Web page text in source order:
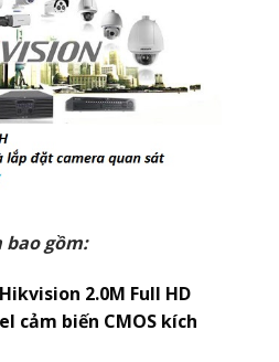
bao gồm:
2.0M Full HD
cảm biến CMOS kích